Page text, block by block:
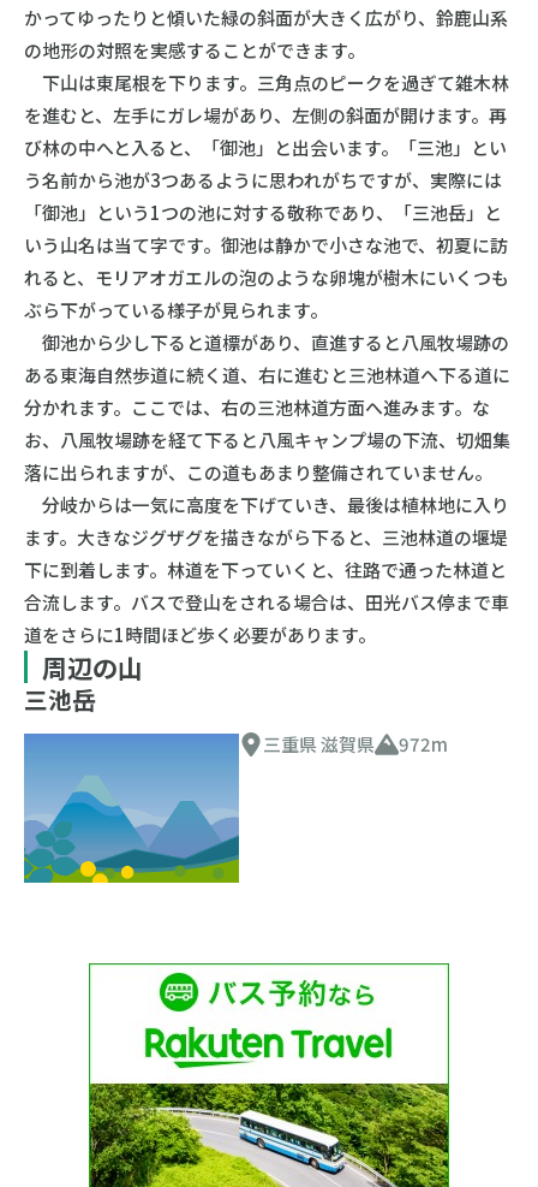
かってゆったりと傾いた緑の斜面が大きく広がり、鈴鹿山系
の地形の対照を実感することができます。
下山は東尾根を下ります。三角点のピークを過ぎて雑木林
を進むと、左手にガレ場があり、左側の斜面が開けます。再
び林の中へと入ると、「御池」と出会います。「三池」とい
う名前から池が3つあるように思われがちですが、実際には
「御池」という1つの池に対する敬称であり、「三池岳」と
いう山名は当て字です。御池は静かで小さな池で、初夏に訪
れると、モリアオガエルの泡のような卵塊が樹木にいくつも
ぶら下がっている様子が見られます。
御池から少し下ると道標があり、直進すると八風牧場跡の
ある東海自然歩道に続く道、右に進むと三池林道へ下る道に
分かれます。ここでは、右の三池林道方面へ進みます。な
お、八風牧場跡を経て下ると八風キャンプ場の下流、切畑集
落に出られますが、この道もあまり整備されていません。
分岐からは一気に高度を下げていき、最後は植林地に入り
ます。大きなジグザグを描きながら下ると、三池林道の堰堤
下に到着します。林道を下っていくと、往路で通った林道と
合流します。バスで登山をされる場合は、田光バス停まで車
道をさらに1時間ほど歩く必要があります。
周辺の山
三池岳
三重県 滋賀県 972m